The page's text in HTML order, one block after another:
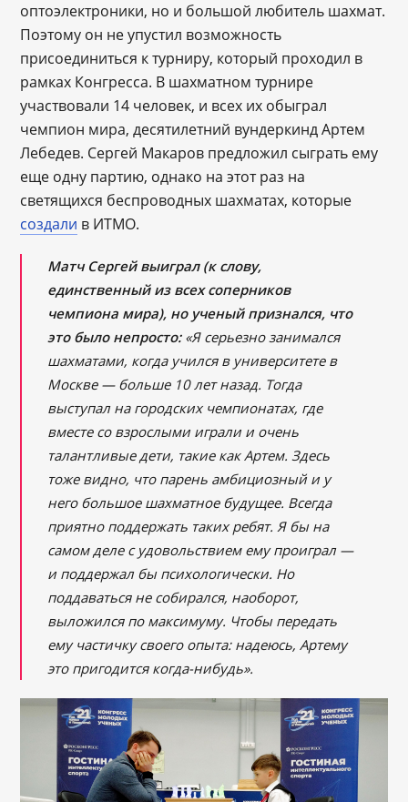
оптоэлектроники, но и большой любитель шахмат.
Поэтому он не упустил возможность
присоединиться к турниру, который проходил в
рамках Конгресса. В шахматном турнире
участвовали 14 человек, и всех их обыграл
чемпион мира, десятилетний вундеркинд Артем
Лебедев. Сергей Макаров предложил сыграть ему
еще одну партию, однако на этот раз на
светящихся беспроводных шахматах, которые
создали в ИТМО.
Матч Сергей выиграл (к слову,
единственный из всех соперников
чемпиона мира), но ученый признался, что
это было непросто: «Я серьезно занимался
шахматами, когда учился в университете в
Москве — больше 10 лет назад. Тогда
выступал на городских чемпионатах, где
вместе со взрослыми играли и очень
талантливые дети, такие как Артем. Здесь
тоже видно, что парень амбициозный и у
него большое шахматное будущее. Всегда
приятно поддержать таких ребят. Я бы на
самом деле с удовольствием ему проиграл —
и поддержал бы психологически. Но
поддаваться не собирался, наоборот,
выложился по максимуму. Чтобы передать
ему частичку своего опыта: надеюсь, Артему
это пригодится когда-нибудь».